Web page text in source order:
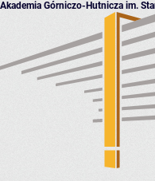
Akademia Górniczo-Hutnicza im.